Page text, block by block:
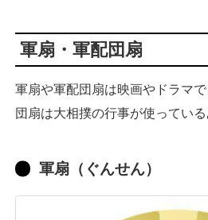
軍扇・軍配団扇
軍扇や軍配団扇は映画やドラマ
団扇は大相撲の行事が使っている
軍扇（ぐんせん）